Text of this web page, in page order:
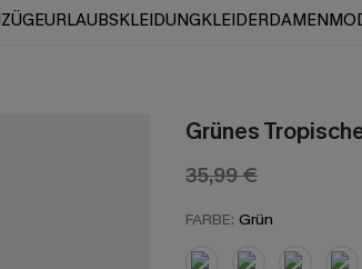
URLAUBSKLEIDUNGKLEIDER
Grünes
35,99 €
FARBE: Grün